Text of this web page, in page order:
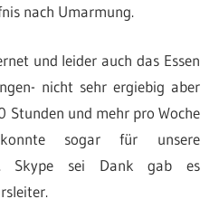
nach Umarmung.
und leider auch das Essen
nicht sehr ergiebig aber
Stunden und mehr pro Woche
sogar für unsere
Skype sei Dank gab es